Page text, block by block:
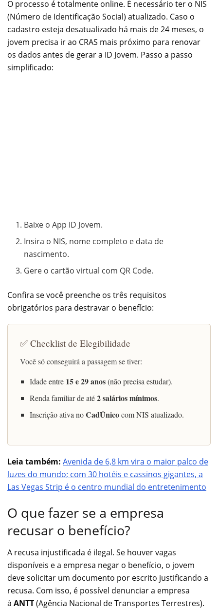
O processo é totalmente online. É necessário ter o NIS
(Número de Identificação Social) atualizado. Caso o
cadastro esteja desatualizado há mais de 24 meses, o
jovem precisa ir ao CRAS mais próximo para renovar
os dados antes de gerar a ID Jovem. Passo a passo
simplificado:
Baixe o App ID Jovem.
Insira o NIS, nome completo e data de
nascimento.
Gere o cartão virtual com QR Code.
Confira se você preenche os três requisitos
obrigatórios para destravar o benefício:
✅ Checklist de Elegibilidade
Você só conseguirá a passagem se tiver:
Idade entre 15 e 29 anos(não precisa estudar).
Renda familiar de até2 salários mínimos.
Inscrição ativa noCadÚnicocom NIS atualizado.
Leia também: Avenida de 6,8 km vira o maior palco de
luzes do mundo; com 30 hotéis e cassinos gigantes, a
Las Vegas Strip é o centro mundial do entretenimento
O que fazer se a empresa
recusar o benefício?
A recusa injustificada é ilegal. Se houver vagas
disponíveis e a empresa negar o benefício, o jovem
deve solicitar um documento por escrito justificando a
recusa. Com isso, é possível denunciar a empresa
à ANTT(Agência Nacional de Transportes Terrestres).